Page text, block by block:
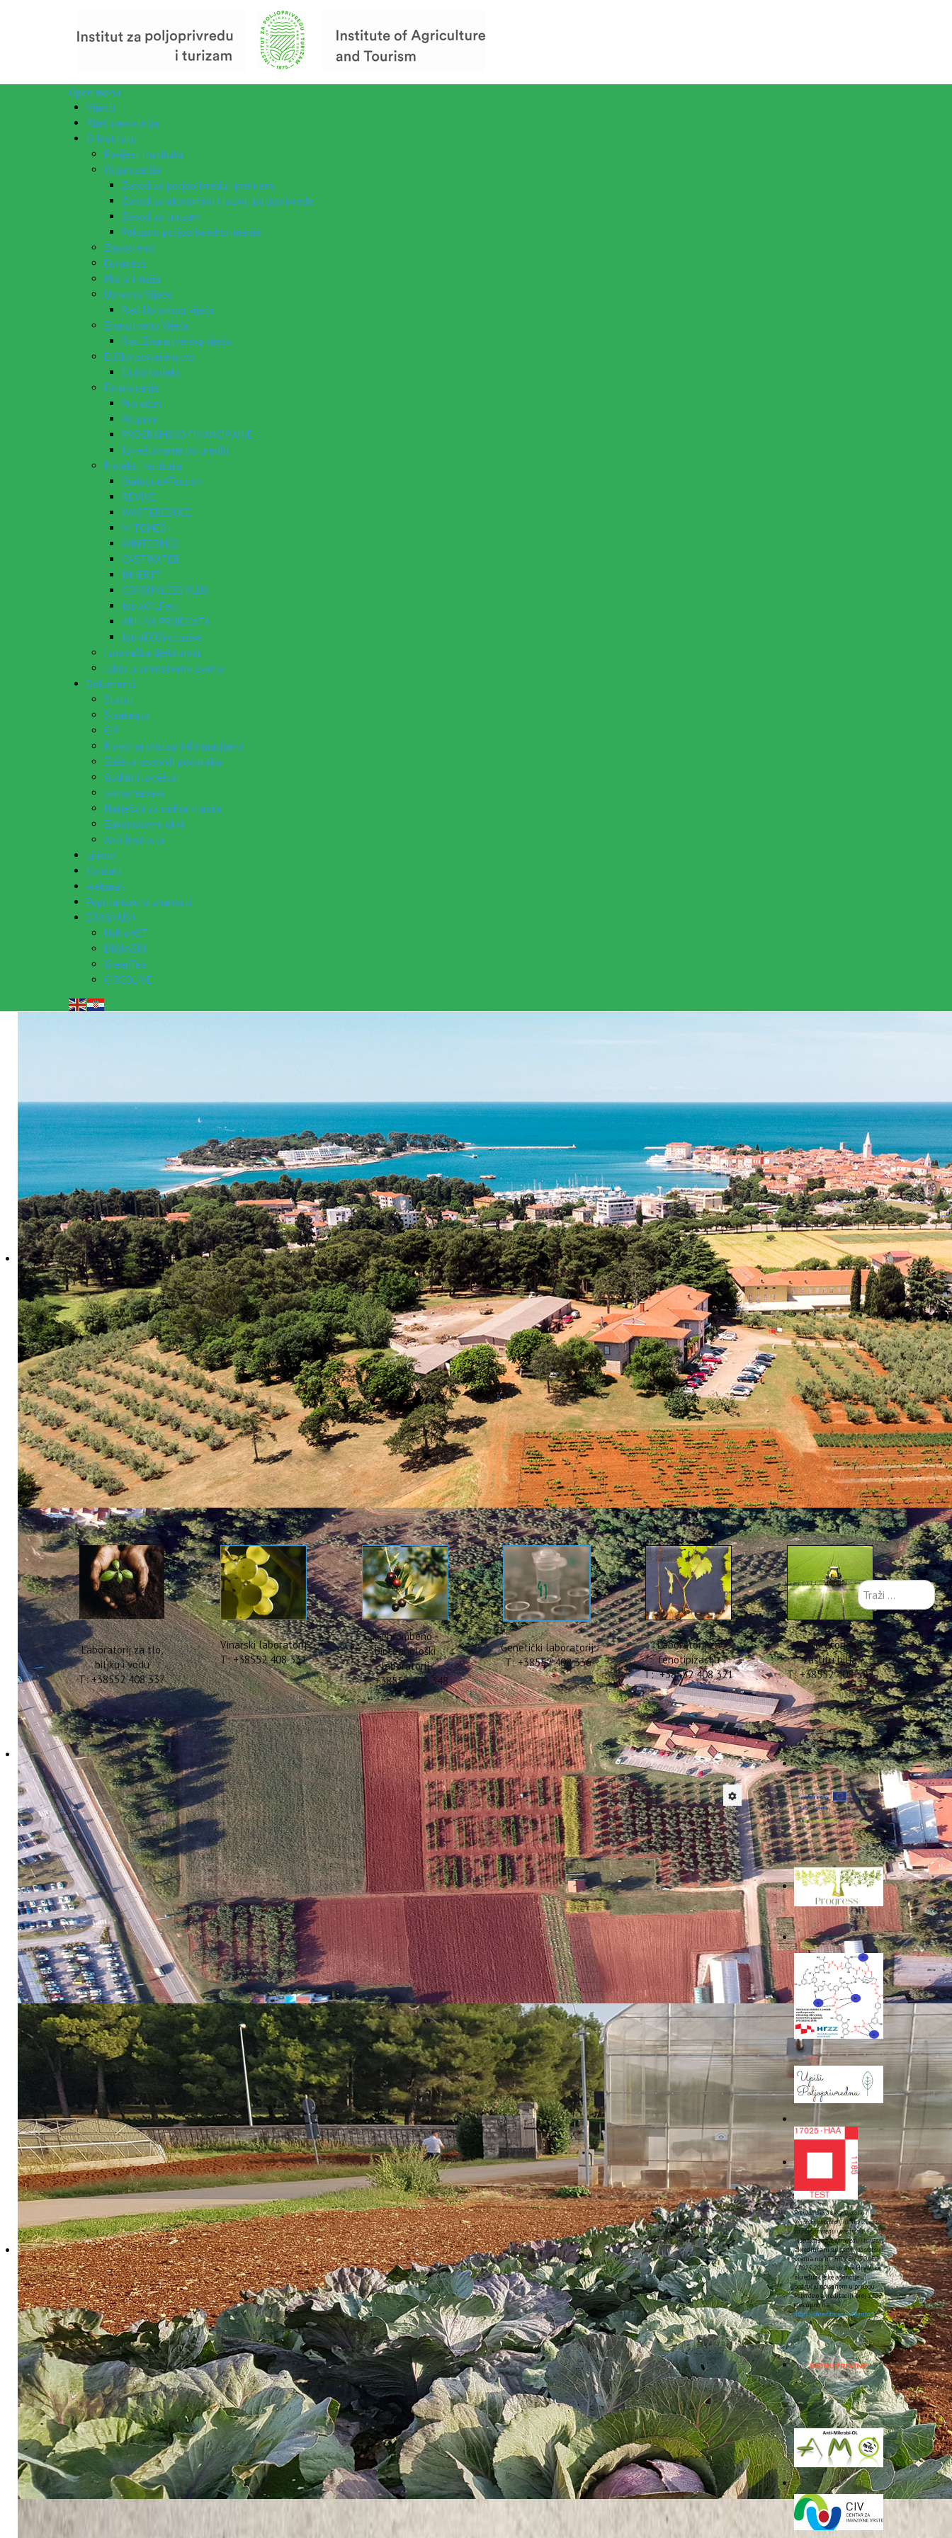
Open menu
Vijesti
Riječ ravnatelja
O Institutu
Povijest Instituta
Organizacija
Zavod za poljoprivredu i prehranu
Zavod za ekonomiku i razvoj poljoprivrede
Zavod za turizam
Pokusno poljoprivredno imanje
Zaposlenici
Euraxess
Misija i vizija
Upravno Vijeće
Rad Upravnog vijeća
Znanstveno Vijeće
Rad Znanstvenog vijeća
Etičko povjerenstvo
Etički kodeks
Financiranje
Proračun
Potpore
PROGRAMSKO FINANCIRANJE
Izvještavanje po uredbi
Projekti Instituta
Dialogue4Tourism
REVIVE
WASTEREDUCE
MITOMED+
WINTERMED
CASTWATER
INHERIT
CONSUMLESS PLUS
IstraOILFest
ARHIVA PROJEKATA
IstraECOinclusive
Izdavačka djelatnost
Izbor u znanstvena zvanja
Dokumenti
Statut
Strategija
CIP
Pravo na pristup informacijama
Zaštita osobnih podataka
Godišnji izvještaj
Javna nabava
Natječaji za radna mjesta
Zakonodavni okvir
Akti Instituta
Linkovi
Kontakt
webmail
Popularizacija znanosti
ERASMUS+
HyPro4ST
DIGIAGRI
GreenTea
CIRCOLIVE
Laboratorij za tlo,
biljku i vodu
T: +38552 408 337
Vinarski laboratorij
T: +38552 408 331
Prehrambeno -
biotehnološki
laboratorij
T: +38552 408 348
Genetički laboratorij
T: +38552 408 336
Laboratorij za
fenotipizaciju
T: +38552 408 321
Laboratorij za
zaštitu bilja
T: +38552 408 322
Održan kick-off meeting projekta WASTEREDUCE
22 Travanj 2024 Hitova: 2043
Dana 19.04.2024. godine, održan je kick-off meeting projekta WASTEREDUCE. Sastanak je održan u Domu
obrtnika u Poreču, u organizaciji Instituta za poljoprivredu i turizam, vodećeg projektnog partnera, s kojim je
službeno započelo vođenje projekta od strane projektnog tima dr.sc. Barbare Sladonja. Kao predstavnici
Instituta, sastanku su prisustvovali dr.sc. Igor Lukić (pomoćnik ravnatelja Instituta za poljoprivredu i turizam),
dr.sc. Barbara Sladonja (voditeljica projekta) te suradnici na projektu, dr.sc. Danijela Poljuha, Marija Pičuljan,
mag.oec., Mirela Uzelac Božac, mag.oecol., mr.sc. Ninoslav Luk i Martina Begić, mag.oec. Kao predstavnica
Zajedničkog tajništva Interreg - Italy Croatia, ujedno i WASTEREDUCE projektni menadžer, sastanku je prisustvovala i Helena Brčić.
Sastanku su prisustvovali svi projektni partneri: Institut za poljoprivredu i turizam - IPTPO (Hrvatska) – vodeći projektni partner, Istarska županija –
IŽ (Hrvatska), Javna ustanova Natura Histrica – Natura Histrica (Hrvatska), Udruga za prirodu, okoliš i održivi razvoj Sunce - SUNCE (Hrvatska),
University of Trieste – UNITS (Italija), Etra Spa – ETRA (Italija), ETIFOR Srl Società Benefit - ETIFOR (Italija), Regional Agency for Environmental
Protection and Prevention of Veneto – ARPAV (Italija).
Sastanak je poslužio kako bi se projektni partneri dogovorili oko budućih projektnih zadataka. Marija Pičuljan, mag.oec., projektnim partnerima je
predstavila plan upravljanja projektom te dala pregled ukupno tri radna paketa s naglaskom na raspodjelu odgovornosti svih partnera na
aktivnostima predviđenim u sklopu svih radnih paketa te predstavila strategiju za njihovo izvršenje, dok je Martina Begić, mag.oec., hrvatskim
partnerima predstavila proces izvještavanja u sklopu projekta. Predstavnici Sveučilišta u Trstu (UNITS), voditelji prvog radnog paketa, iznijeli su
detaljan plan na koji način će projektno partnerstvo izvršiti aktivnosti u sklopu prvog radnog paketa uz detaljnu raspodjelu odgovornosti svakog
pojedinog partnera u tom procesu te su predstavili proces izvještavanja namijenjen talijanskim partnerima. Na sastanku je osnovan upravljački
odbor čija je zadaća pružati podršku implementaciji projekta s upravljačke razine a koji se sastoji od osam članova – jednog predstavnika svakog
projektnog partnera.
Prehrambeno biotehnološki i
Vinarski laboratorij unutar Zavoda
za poljoprivredu i prehranu
Instituta za poljoprivredu i turizam
akreditirani suispitni laboratoriji
prema normiHRN EN ISO/IEC
17025:2017od strane Hrvatske
akreditacijske agencije u
području opisanom u prilogu
Potvrde o akreditaciji broj 1185
(dostupno na:
https://akreditacija.hr/registar/).
Traži
...